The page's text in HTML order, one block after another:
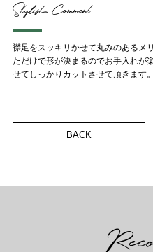
Stylist Comment
襟足をスッキリかせて丸みのあるメ
ただけで形が決まるのでお手入れが
せてしっかりカットさせて頂きます。
BACK